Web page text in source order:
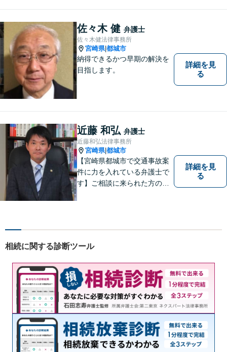
す。離婚問題／相続問題／借
金問題／交通事故など、幅広
く対応可能。お悩みの方は、
お気軽にご相談ください。
佐々木 健 弁護士
佐々木健法律事務所
宮崎県|都城市
納得できるかつ早期の解決を
目指します。
詳細を見
る
近藤 和弘 弁護士
近藤和弘法律事務所
宮崎県|都城市
【宮崎県都城市で交通事故案
件に力を入れている弁護士で
す】ご相談に来られた方の話
は，依頼者が希望されるベス
くします。お気軽にご相談く
ださい。
詳細を見
る
相続に関する診断ツール